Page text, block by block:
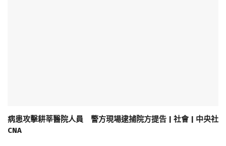
病患攻擊耕莘醫院人員 警方現場逮捕院方提告 | 社會 | 中央社
CNA